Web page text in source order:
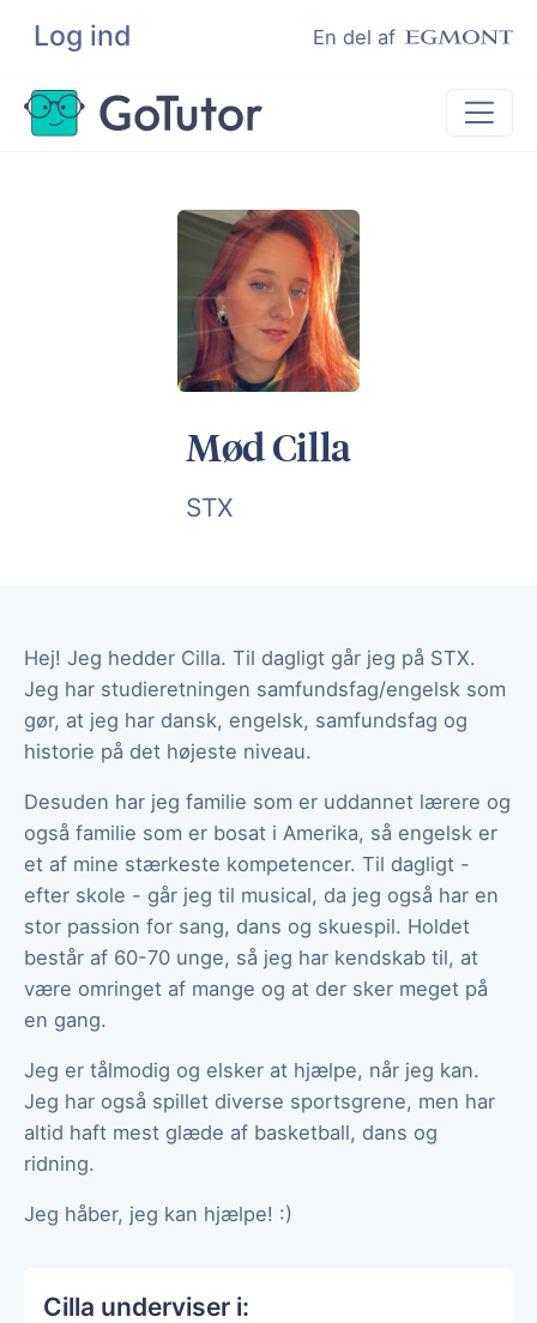
Log ind En del af
Søg
Lektiehjælp
Hjælp til ordblinde
Kundeudtalelser
Mød Cilla
STX
Hej! Jeg hedder Cilla. Til dagligt går jeg på STX.
Jeg har studieretningen samfundsfag/engelsk som
gør, at jeg har dansk, engelsk, samfundsfag og
historie på det højeste niveau.
Desuden har jeg familie som er uddannet lærere og
også familie som er bosat i Amerika, så engelsk er
et af mine stærkeste kompetencer. Til dagligt -
efter skole - går jeg til musical, da jeg også har en
stor passion for sang, dans og skuespil. Holdet
består af 60-70 unge, så jeg har kendskab til, at
være omringet af mange og at der sker meget på
en gang.
Jeg er tålmodig og elsker at hjælpe, når jeg kan.
Jeg har også spillet diverse sportsgrene, men har
altid haft mest glæde af basketball, dans og
ridning.
Jeg håber, jeg kan hjælpe! :)
Cilla underviser i: